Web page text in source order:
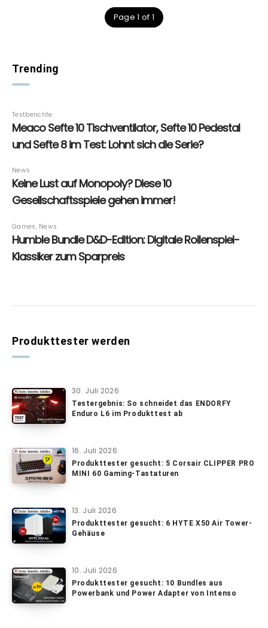
Page 1 of 1
Trending
Produkttester werden
30. Juli 2026
Testergebnis: So schneidet das ENDORFY
Enduro L6 im Produkttest ab
16. Juli 2026
Produkttester gesucht: 5 Corsair CLIPPER PRO
MINI 60 Gaming-Tastaturen
13. Juli 2026
Produkttester gesucht: 6 HYTE X50 Air Tower-
Gehäuse
10. Juli 2026
Produkttester gesucht: 10 Bundles aus
Powerbank und Power Adapter von Intenso